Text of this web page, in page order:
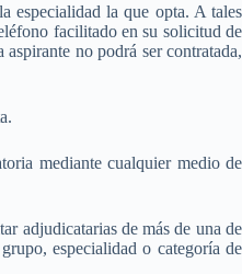
especialidad la que opta. A tales
facilitado en su solicitud de
no podrá ser contratada,
mediante cualquier medio de
adjudicatarias de más de una de
especialidad o categoría de